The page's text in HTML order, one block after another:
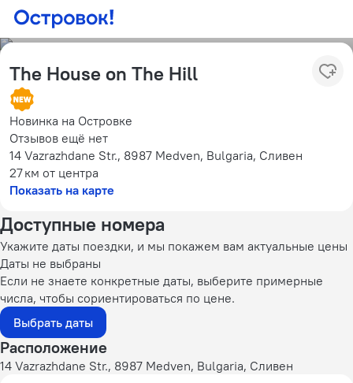
The House on The Hill
Новинка на Островке
Отзывов ещё нет
14 Vazrazhdane Str., 8987 Medven, Bulgaria, Сливен
27 км от центра
Показать на карте
Доступные номера
Укажите даты поездки, и мы покажем вам актуальные цены
Даты не выбраны
Если не знаете конкретные даты, выберите примерные
числа, чтобы сориентироваться по цене.
Выбрать даты
Расположение
14 Vazrazhdane Str., 8987 Medven, Bulgaria, Сливен